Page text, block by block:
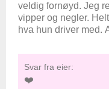
veldig fornøyd. Jeg
vipper og negler.
hva hun driver med.
Svar fra eier:
❤️